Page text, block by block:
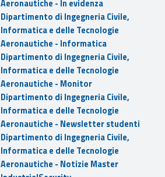
Aeronautiche - In evidenza
Dipartimento di Ingegneria Civile,
Informatica e delle Tecnologie
Aeronautiche - Informatica
Dipartimento di Ingegneria Civile,
Informatica e delle Tecnologie
Aeronautiche - Monitor
Dipartimento di Ingegneria Civile,
Informatica e delle Tecnologie
Aeronautiche - Newsletter studenti
Dipartimento di Ingegneria Civile,
Informatica e delle Tecnologie
Aeronautiche - Notizie Master